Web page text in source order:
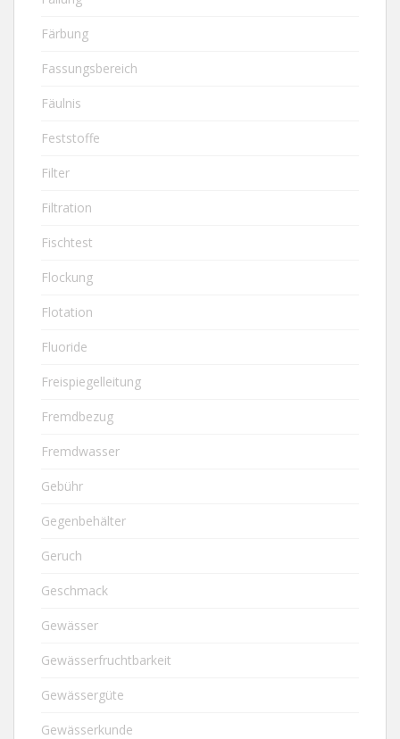
Färbung
Fassungsbereich
Fäulnis
Feststoffe
Filter
Filtration
Fischtest
Flockung
Flotation
Fluoride
Freispiegelleitung
Fremdbezug
Fremdwasser
Gebühr
Gegenbehälter
Geruch
Geschmack
Gewässer
Gewässerfruchtbarkeit
Gewässergüte
Gewässerkunde